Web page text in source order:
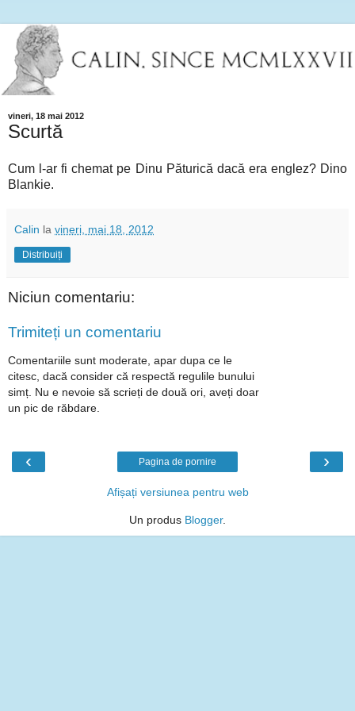
vineri, 18 mai 2012
Scurtă
Cum l-ar fi chemat pe Dinu Păturică dacă era englez? Dino
Blankie.
Calin la vineri, mai 18, 2012
Distribuiți
Niciun comentariu:
Trimiteți un comentariu
Comentariile sunt moderate, apar dupa ce le
citesc, dacă consider că respectă regulile bunului
simț. Nu e nevoie să scrieți de două ori, aveți doar
un pic de răbdare.
‹ ›
Pagina de pornire
Afișați versiunea pentru web
Un produs Blogger.